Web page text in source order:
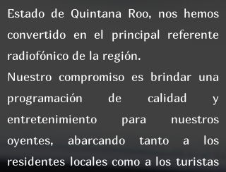
Estado de Quintana Roo, nos hemos
convertido en el principal referente
radiofónico de la región.
Nuestro compromiso es brindar una
programación de calidad y
entretenimiento para nuestros
oyentes, abarcando tanto a los
residentes locales como a los turistas